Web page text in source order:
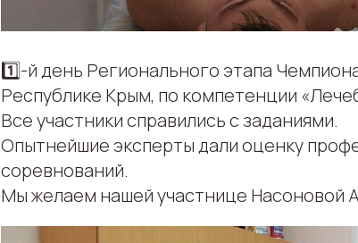
1️⃣-й день Регионального этапа
Республике Крым, по компетенции
Все участники справились с заданиями.
Опытнейшие эксперты дали оценку
соревнований.
Мы желаем нашей участнице Насоновой